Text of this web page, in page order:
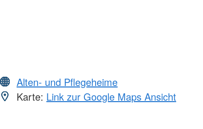
Alten- und Pflegeheime
Karte: Link zur Google Maps Ansicht